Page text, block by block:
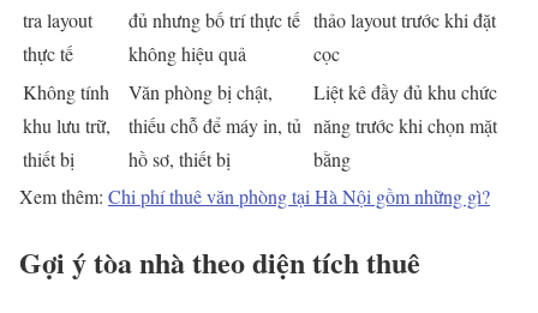
tra layout
thực tế
đủ nhưng bố trí thực tế
không hiệu quả
thảo layout trước khi đặt
cọc
Không tính
khu lưu trữ,
thiết bị
Văn phòng bị chật,
thiếu chỗ để máy in, tủ
hồ sơ, thiết bị
Liệt kê đầy đủ khu chức
năng trước khi chọn mặt
bằng
Xem thêm: Chi phí thuê văn phòng tại Hà Nội gồm những gì?
Gợi ý tòa nhà theo diện tích thuê